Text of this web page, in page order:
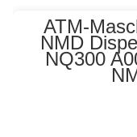
ATM-
NMD
NQ300